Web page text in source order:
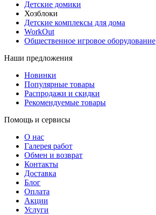
Детские домики
Хозблоки
Детские комплексы для дома
WorkOut
Общественное игровое оборудование
Наши предложения
Новинки
Популярные товары
Распродажи и скидки
Рекомендуемые товары
Помощь и сервисы
О нас
Галерея работ
Обмен и возврат
Контакты
Доставка
Блог
Оплата
Акции
Услуги